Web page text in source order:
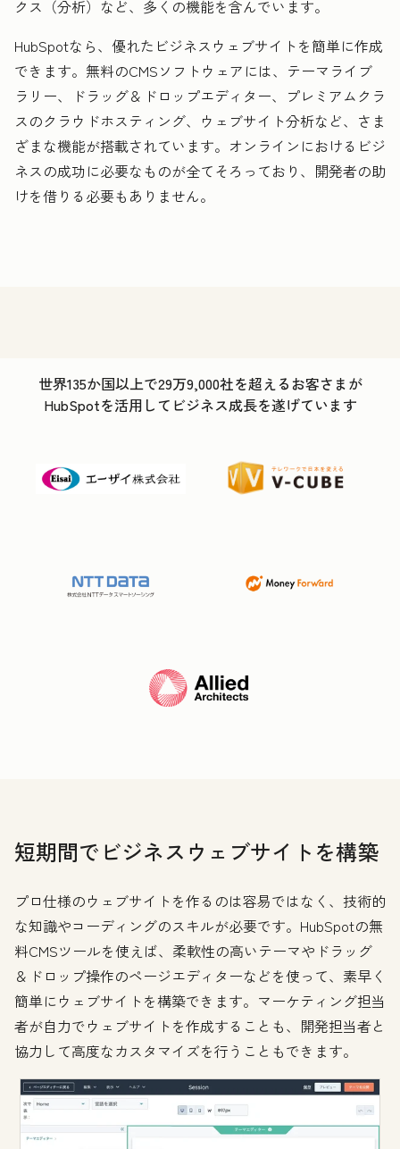
クス（分析）など、多くの機能を含んでいます。
HubSpotなら、優れたビジネスウェブサイトを簡単に作成
できます。無料のCMSソフトウェアには、テーマライブ
ラリー、ドラッグ＆ドロップエディター、プレミアムクラ
スのクラウドホスティング、ウェブサイト分析など、さま
ざまな機能が搭載されています。オンラインにおけるビジ
ネスの成功に必要なものが全てそろっており、開発者の助
けを借りる必要もありません。
世界135か国以上で29万9,000社を超えるお客さまが
HubSpotを活用してビジネス成長を遂げています
短期間でビジネスウェブサイトを構築
プロ仕様のウェブサイトを作るのは容易ではなく、技術的
な知識やコーディングのスキルが必要です。HubSpotの無
料CMSツールを使えば、柔軟性の高いテーマやドラッグ
＆ドロップ操作のページエディターなどを使って、素早く
簡単にウェブサイトを構築できます。マーケティング担当
者が自力でウェブサイトを作成することも、開発担当者と
協力して高度なカスタマイズを行うこともできます。